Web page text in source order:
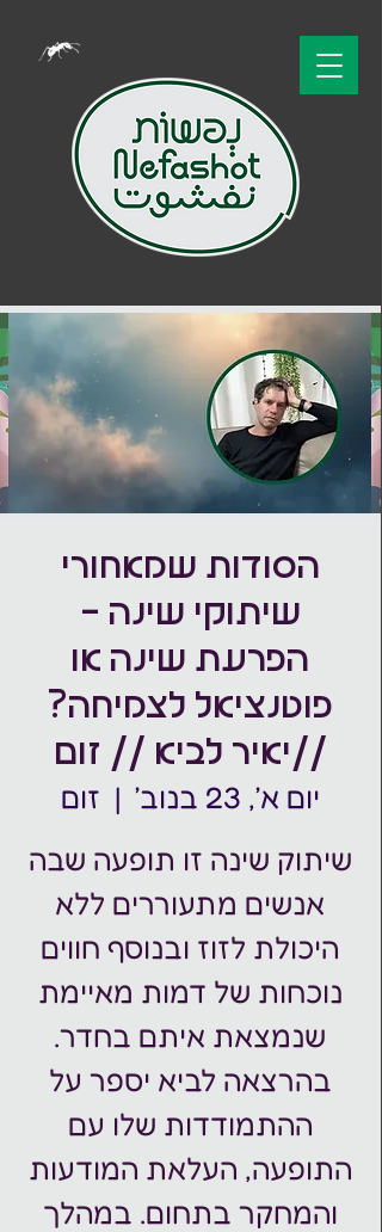
הסודות שמאחורי
שיתוקי שינה -
הפרעת שינה או
פוטנציאל לצמיחה?
//יאיר לביא // זום
יום א׳, 23 בנוב׳
  |
זום
שיתוק שינה זו תופעה שבה
אנשים מתעוררים ללא
היכולת לזוז ובנוסף חווים
נוכחות של דמות מאיימת
שנמצאת איתם בחדר.
בהרצאה לביא יספר על
ההתמודדות שלו עם
התופעה, העלאת המודעות
והמחקר בתחום. במהלך